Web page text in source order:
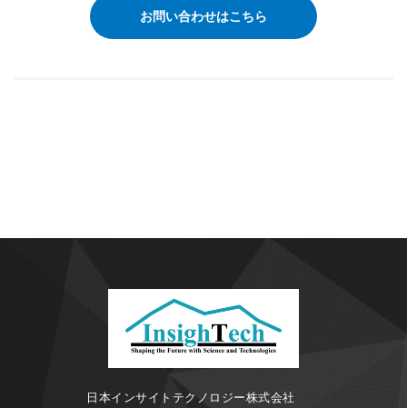
お問い合わせはこちら
日本インサイトテクノロジー株式会社